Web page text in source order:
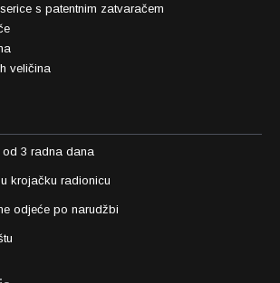
s patentnim zatvaračem
veličina
3 radna dana
krojačku radionicu
odjeće po narudžbi